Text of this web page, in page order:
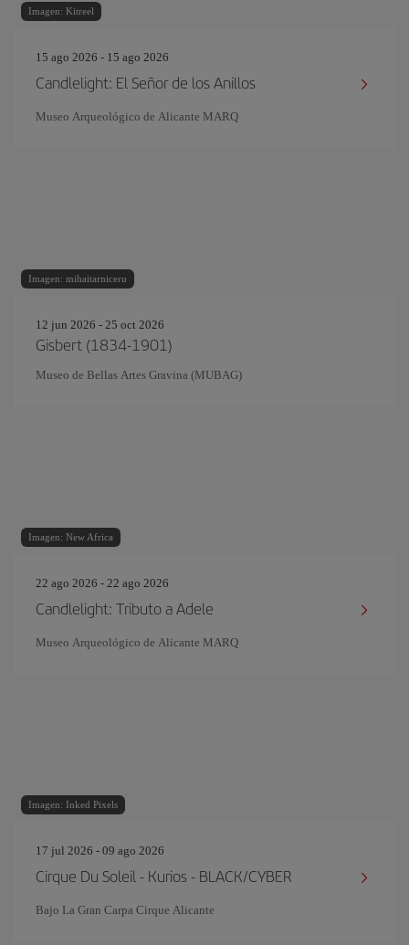
Imagen: Kitreel
15 ago 2026 - 15 ago 2026
Candlelight: El Señor de los Anillos
Museo Arqueológico de Alicante MARQ
Imagen: mihaitarniceru
12 jun 2026 - 25 oct 2026
Gisbert (1834-1901)
Museo de Bellas Artes Gravina (MUBAG)
Imagen: New Africa
22 ago 2026 - 22 ago 2026
Candlelight: Tributo a Adele
Museo Arqueológico de Alicante MARQ
Imagen: Inked Pixels
17 jul 2026 - 09 ago 2026
Cirque Du Soleil - Kurios - BLACK/CYBER
Bajo La Gran Carpa Cirque Alicante